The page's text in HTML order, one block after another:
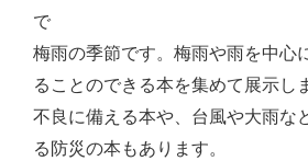
で
梅雨の季節です。梅雨や雨を中心
ることのできる本を集めて展示し
不良に備える本や、台風や大雨な
る防災の本もあります。